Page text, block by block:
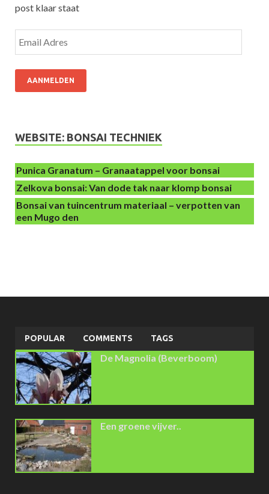
post klaar staat
AANMELDEN
WEBSITE: BONSAI TECHNIEK
Punica Granatum – Granaatappel voor bonsai
Zelkova bonsai: Van dode tak naar klomp bonsai
Bonsai van tuincentrum materiaal – verpotten van
een Mugo den
POPULAR COMMENTS TAGS
De Magnolia (Beverboom)
Een groene vijver..